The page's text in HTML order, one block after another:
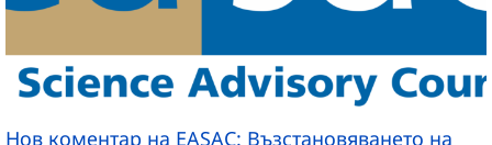
Нов коментар на EASAC: Възстановяването на